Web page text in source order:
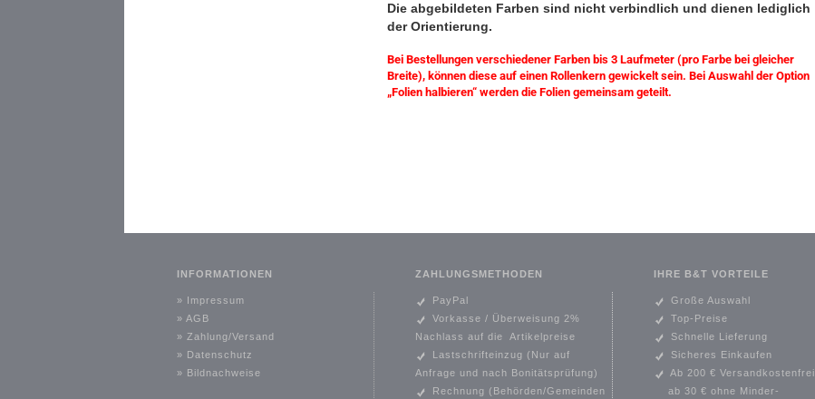
Die abgebildeten Farben sind nicht verbindlich und dienen lediglich
der Orientierung.
Bei Bestellungen verschiedener Farben bis 3 Laufmeter (pro Farbe bei gleicher
Breite), können diese auf einen Rollenkern gewickelt sein. Bei Auswahl der Option
„Folien halbieren“ werden die Folien gemeinsam geteilt.
INFORMATIONEN
» Impressum
» AGB
» Zahlung/Versand
» Datenschutz
» Bildnachweise
ZAHLUNGSMETHODEN
PayPal
Vorkasse / Überweisung 2%
Nachlass auf die Artikelpreise
Lastschrifteinzug ( Nur auf
Anfrage und nach Bonitätsprüfung)
Rechnung (Behörden/Gemeinden
IHRE B&T VORTEILE
Große Auswahl
Top-Preise
Schnelle Lieferung
Sicheres Einkaufen
Ab 200 € Versandkostenfrei,
ab 30 € ohne Minder-